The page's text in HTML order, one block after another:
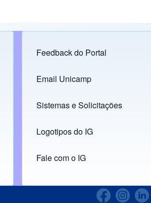
Footer menu
Feedback do Portal
Links
Email Unicamp
(opens in new tab)
Sistemas e Solicitações
(opens in new tab)
Logotipos do IG
(opens in new tab)
Fale com o IG